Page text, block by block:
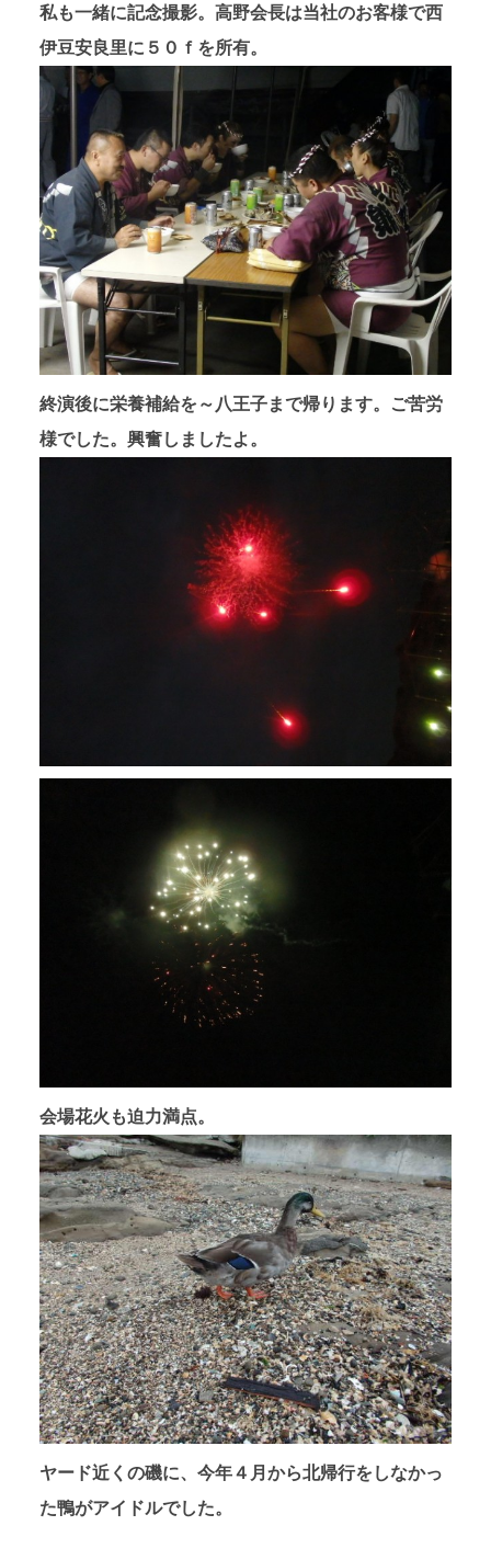
私も一緒に記念撮影。高野会長は当社のお客様で西
伊豆安良里に５０ｆを所有。
終演後に栄養補給を～八王子まで帰ります。ご苦労
様でした。興奮しましたよ。
会場花火も迫力満点。
ヤード近くの磯に、今年４月から北帰行をしなかっ
た鴨がアイドルでした。